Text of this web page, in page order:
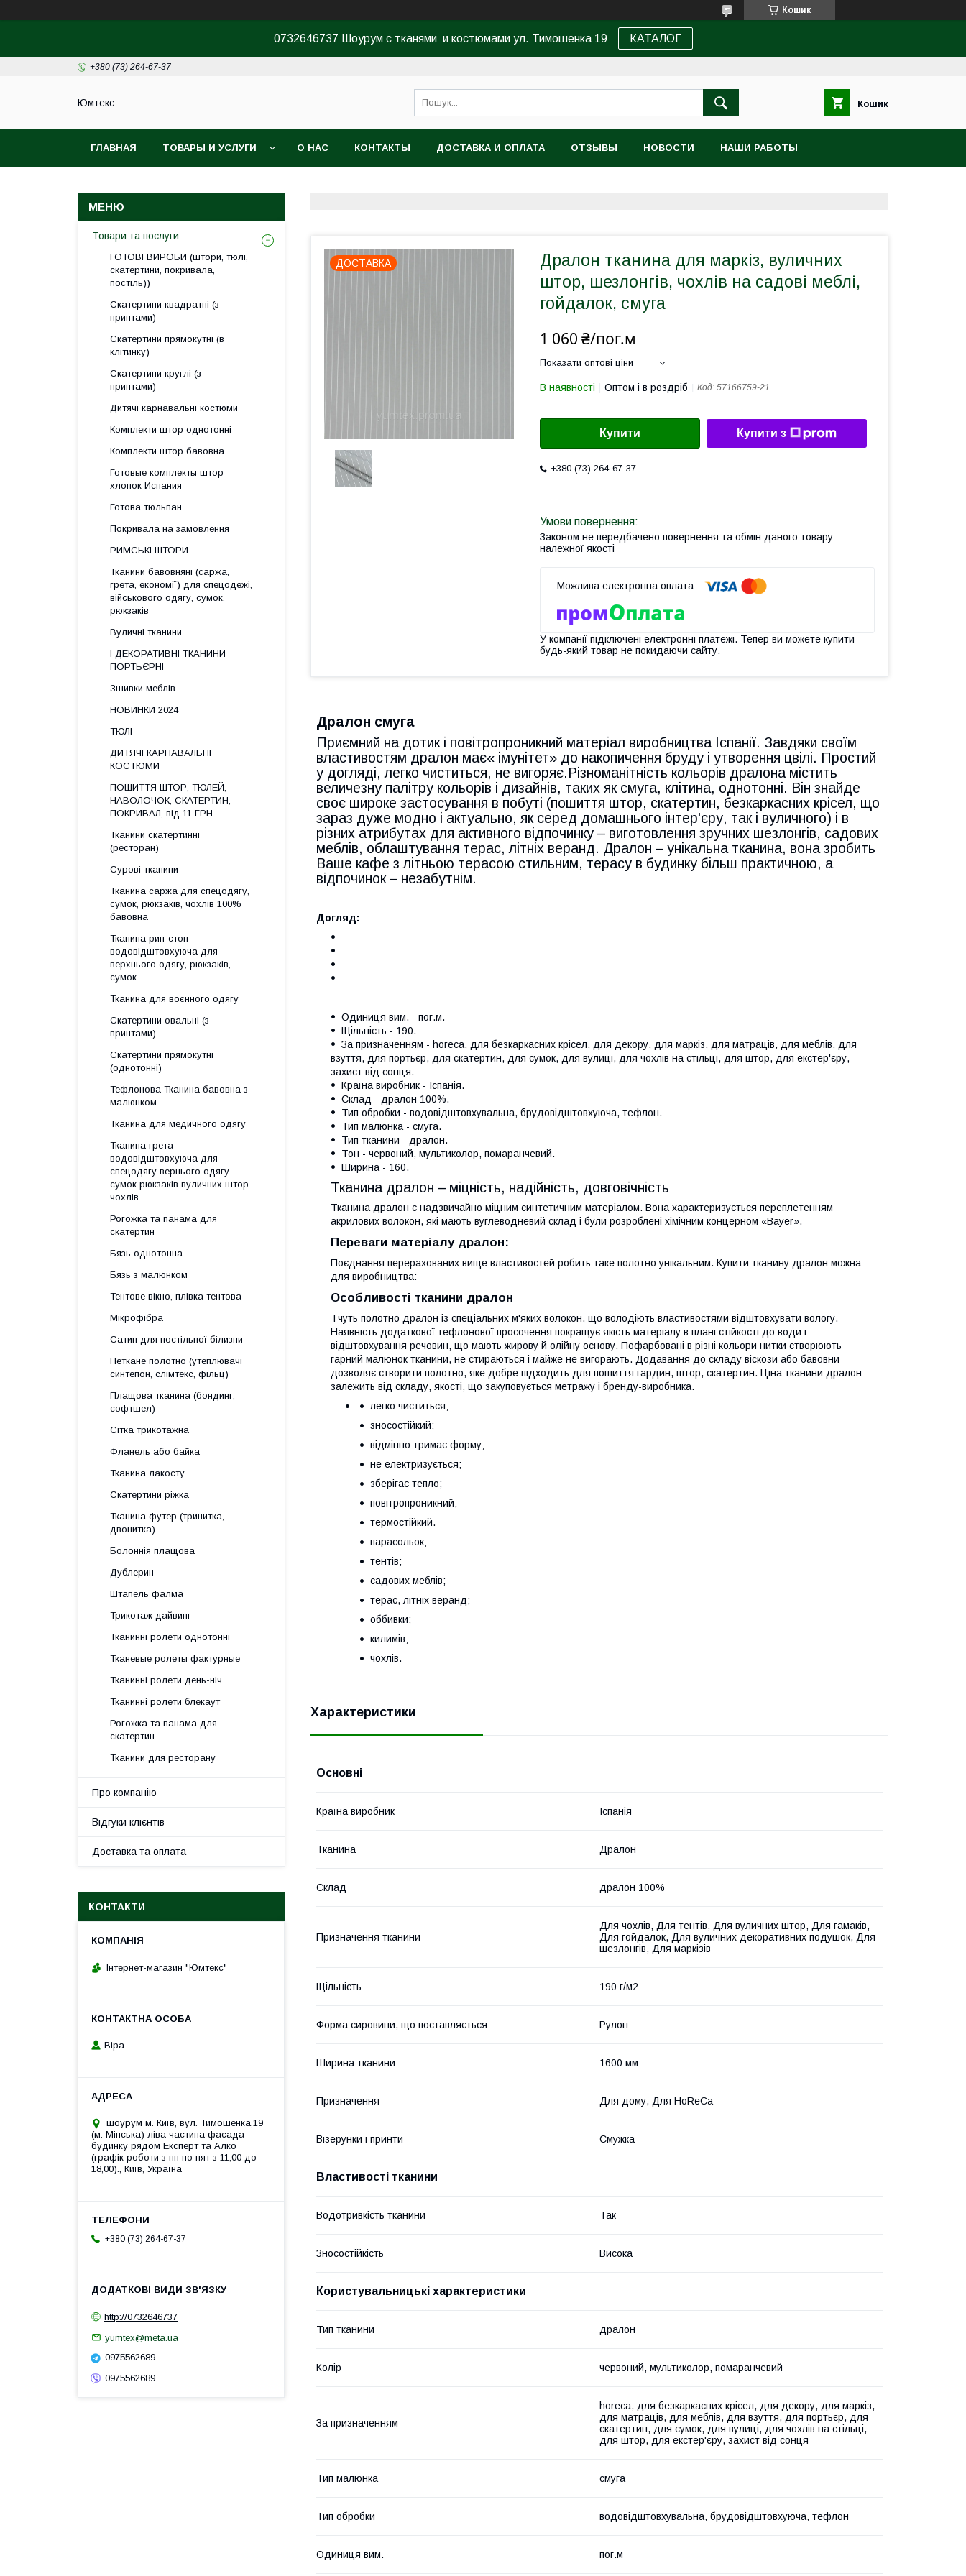
Кошик
0732646737 Шоурум с тканями и костюмами ул. Тимошенка 19 КАТАЛОГ
+380 (73) 264-67-37
Юмтекс Кошик
ГЛАВНАЯ ТОВАРЫ И УСЛУГИ О НАС КОНТАКТЫ ДОСТАВКА И ОПЛАТА ОТЗЫВЫ НОВОСТИ НАШИ РАБОТЫ
ДОСТАВКА
Дралон тканина для маркіз, вуличних
штор, шезлонгів, чохлів на садові меблі,
гойдалок, смуга
1 060 ₴/пог.м
Показати оптові ціни
В наявності Оптом і в роздріб Код: 57166759-21
Купити Купити з
+380 (73) 264-67-37
Законом не передбачено повернення та обмін даного товару
належної якості
У компанії підключені електронні платежі. Тепер ви можете купити
будь-який товар не покидаючи сайту.
Дралон смуга
Приємний на дотик і повітропроникний матеріал виробництва Іспанії. Завдяки своїм
властивостям дралон має« імунітет» до накопичення бруду і утворення цвілі. Простий
у догляді, легко чиститься, не вигоряє.Різноманітність кольорів дралона містить
величезну палітру кольорів і дизайнів, таких як смуга, клітина, однотонні. Він знайде
своє широке застосування в побуті (пошиття штор, скатертин, безкаркасних крісел, що
зараз дуже модно і актуально, як серед домашнього інтер'єру, так і вуличного) і в
різних атрибутах для активного відпочинку – виготовлення зручних шезлонгів, садових
меблів, облаштування терас, літніх веранд. Дралон – унікальна тканина, вона зробить
Ваше кафе з літньою терасою стильним, терасу в будинку більш практичною, а
відпочинок – незабутнім.
Догляд:
Одиниця вим. - пог.м.
Щільність - 190.
За призначенням - horeca, для безкаркасних крісел, для декору, для маркіз, для матраців, для меблів, для
взуття, для портьєр, для скатертин, для сумок, для вулиці, для чохлів на стільці, для штор, для екстер'єру,
захист від сонця.
Країна виробник - Іспанія.
Склад - дралон 100%.
Тип обробки - водовідштовхувальна, брудовідштовхуюча, тефлон.
Тип малюнка - смуга.
Тип тканини - дралон.
Тон - червоний, мультиколор, помаранчевий.
Ширина - 160.
Тканина дралон – міцність, надійність, довговічність
Тканина дралон є надзвичайно міцним синтетичним матеріалом. Вона характеризується переплетенням
акрилових волокон, які мають вуглеводневий склад і були розроблені хімічним концерном «Bayer».
Переваги матеріалу дралон:
Поєднання перерахованих вище властивостей робить таке полотно унікальним. Купити тканину дралон можна
для виробництва:
Особливості тканини дралон
Тчуть полотно дралон із спеціальних м'яких волокон, що володіють властивостями відштовхувати вологу.
Наявність додаткової тефлонової просочення покращує якість матеріалу в плані стійкості до води і
відштовхування речовин, що мають жирову й олійну основу. Пофарбовані в різні кольори нитки створюють
гарний малюнок тканини, не стираються і майже не вигорають. Додавання до складу віскози або бавовни
дозволяє створити полотно, яке добре підходить для пошиття гардин, штор, скатертин. Ціна тканини дралон
залежить від складу, якості, що закуповується метражу і бренду-виробника.
легко чиститься;
зносостійкий;
відмінно тримає форму;
не електризується;
зберігає тепло;
повітропроникний;
термостійкий.
парасольок;
тентів;
садових меблів;
терас, літніх веранд;
оббивки;
килимів;
чохлів.
Характеристики
Основні
Країна виробник Іспанія
Тканина Дралон
Склад дралон 100%
Призначення тканини
Для чохлів, Для тентів, Для вуличних штор, Для гамаків,
Для гойдалок, Для вуличних декоративних подушок, Для
шезлонгів, Для маркізів
Щільність 190 г/м2
Форма сировини, що поставляється Рулон
Ширина тканини 1600 мм
Призначення Для дому, Для HoReCa
Візерунки і принти Смужка
Властивості тканини
Водотривкість тканини Так
Зносостійкість Висока
Користувальницькі характеристики
Тип тканини дралон
Колір червоний, мультиколор, помаранчевий
За призначенням
horeca, для безкаркасних крісел, для декору, для маркіз,
для матраців, для меблів, для взуття, для портьєр, для
скатертин, для сумок, для вулиці, для чохлів на стільці,
для штор, для екстер'єру, захист від сонця
Тип малюнка смуга
Тип обробки водовідштовхувальна, брудовідштовхуюча, тефлон
Одиниця вим. пог.м
Товари та послуги
ГОТОВІ ВИРОБИ (штори, тюлі,
скатертини, покривала,
постіль))
Скатертини квадратні (з
принтами)
Скатертини прямокутні (в
клітинку)
Скатертини круглі (з
принтами)
Дитячі карнавальні костюми
Комплекти штор однотонні
Комплекти штор бавовна
Готовые комплекты штор
хлопок Испания
Готова тюльпан
Покривала на замовлення
РИМСЬКІ ШТОРИ
Тканини бавовняні (саржа,
грета, економії) для спецодежі,
військового одягу, сумок,
рюкзаків
Вуличні тканини
І ДЕКОРАТИВНІ ТКАНИНИ
ПОРТЬЄРНІ
Зшивки меблів
НОВИНКИ 2024
ТЮЛІ
ДИТЯЧІ КАРНАВАЛЬНІ
КОСТЮМИ
ПОШИТТЯ ШТОР, ТЮЛЕЙ,
НАВОЛОЧОК, СКАТЕРТИН,
ПОКРИВАЛ, від 11 ГРН
Тканини скатертинні
(ресторан)
Сурові тканини
Тканина саржа для спецодягу,
сумок, рюкзаків, чохлів 100%
бавовна
Тканина рип-стоп
водовідштовхуюча для
верхнього одягу, рюкзаків,
сумок
Тканина для воєнного одягу
Скатертини овальні (з
принтами)
Скатертини прямокутні
(однотонні)
Тефлонова Тканина бавовна з
малюнком
Тканина для медичного одягу
Тканина грета
водовідштовхуюча для
спецодягу вернього одягу
сумок рюкзаків вуличних штор
чохлів
Рогожка та панама для
скатертин
Бязь однотонна
Бязь з малюнком
Тентове вікно, плівка тентова
Мікрофібра
Сатин для постільної білизни
Неткане полотно (утеплювачі
синтепон, слімтекс, фільц)
Плащова тканина (бондинг,
софтшел)
Сітка трикотажна
Фланель або байка
Тканина лакосту
Скатертини ріжка
Тканина футер (тринитка,
двонитка)
Болоннія плащова
Дублерин
Штапель фалма
Трикотаж дайвинг
Тканинні ролети однотонні
Тканевые ролеты фактурные
Тканинні ролети день-ніч
Тканинні ролети блекаут
Рогожка та панама для
скатертин
Тканини для ресторану
Про компанію
Відгуки клієнтів
Доставка та оплата
КОНТАКТИ
Інтернет-магазин "Юмтекс"
Віра
шоурум м. Київ, вул. Тимошенка,19
(м. Мінська) ліва частина фасада
будинку рядом Експерт та Алко
(графік роботи з пн по пят з 11,00 до
18,00)., Київ, Україна
+380 (73) 264-67-37
http://0732646737
yumtex@meta.ua
0975562689
0975562689